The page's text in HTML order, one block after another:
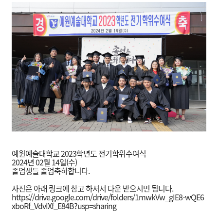
예원예술대학교 2023학년도 전기학위수여식
2024년 02월 14일(수)
졸업생들 졸업축하합니다.
사진은 아래 링크에 참고 하셔서 다운 받으시면 됩니다.
https://drive.google.com/drive/folders/1mwkVw_gIE8-wQE6
xboRf_VdvIXf_E84B?usp=sharing